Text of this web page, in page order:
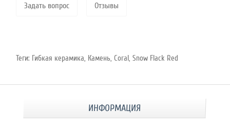
Задать вопрос Отзывы
Теги: Гибкая керамика, Камень,Coral,Snow Flack Red
ИНФОРМАЦИЯ